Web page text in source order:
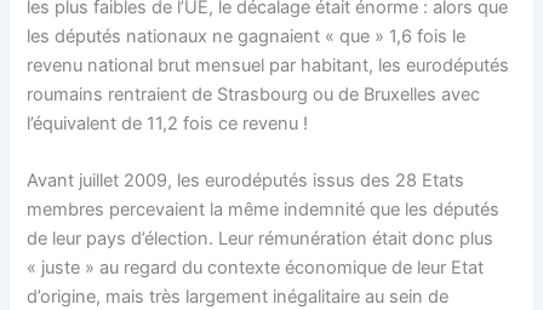
les plus faibles de l’UE, le décalage était énorme : alors que
les députés nationaux ne gagnaient « que » 1,6 fois le
revenu national brut mensuel par habitant, les eurodéputés
roumains rentraient de Strasbourg ou de Bruxelles avec
l’équivalent de 11,2 fois ce revenu !
Avant juillet 2009, les eurodéputés issus des 28 Etats
membres percevaient la même indemnité que les députés
de leur pays d’élection. Leur rémunération était donc plus
« juste » au regard du contexte économique de leur Etat
d’origine, mais très largement inégalitaire au sein de